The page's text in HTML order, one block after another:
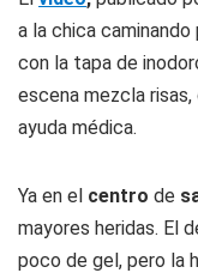
a la chica
con la tapa de
escena mezcla
ayuda médica.
Ya en el centro de
mayores heridas. El
poco de gel, pero la